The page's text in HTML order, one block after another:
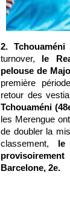
2.
turnover, le
pelouse de
première
retour des
Tchouaméni
les Merengue
de doubler la
classement, le
Barcelone, 2e.